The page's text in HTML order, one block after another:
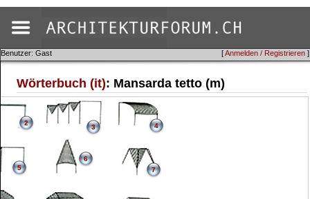
[Anmelden / Registrieren ]
Benutzer: Gast
Wörterbuch (it): Mansarda tetto (m)
2
3 4
5
6
7